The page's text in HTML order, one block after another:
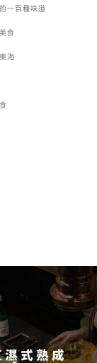
一百種味道
食
東海